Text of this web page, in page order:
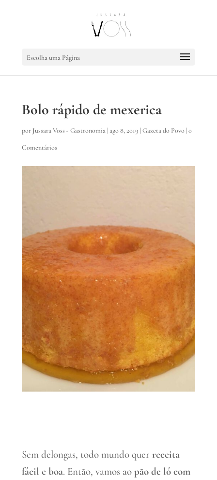
Escolha uma Página
Bolo rápido de mexerica
por Jussara Voss - Gastronomia|ago 8, 2019 |Gazeta do Povo|0
Comentários
Sem delongas, todo mundo quer receita
fácil e boa. Então, vamos ao pão de ló com